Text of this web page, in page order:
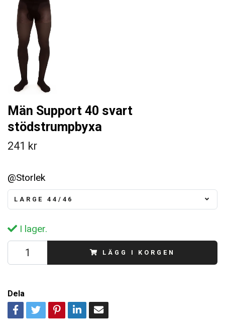
Män Support 40 svart
stödstrumpbyxa
241 kr
@Storlek
LARGE 44/46
I lager.
LÄGG I KORGEN
Dela